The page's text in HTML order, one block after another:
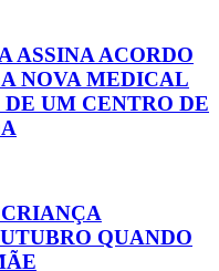
ASSINA ACORDO
NOVA MEDICAL
UM CENTRO DE
QUANDO